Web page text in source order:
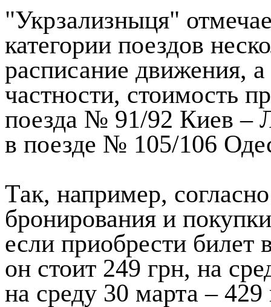
"Укрзализныця"
категории поездов
расписание движения,
частности, стоимость
поезда № 91/92 Киев –
в поезде № 105/106
Так, например,
бронирования и
если приобрести билет
он стоит 249 грн, на